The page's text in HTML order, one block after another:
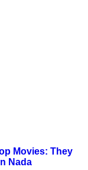
Movies: They
Nada